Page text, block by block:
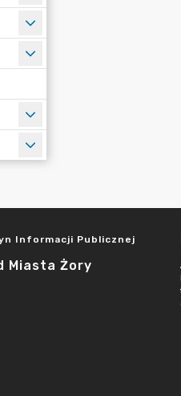
Informacji Publicznej
Miasta Żory